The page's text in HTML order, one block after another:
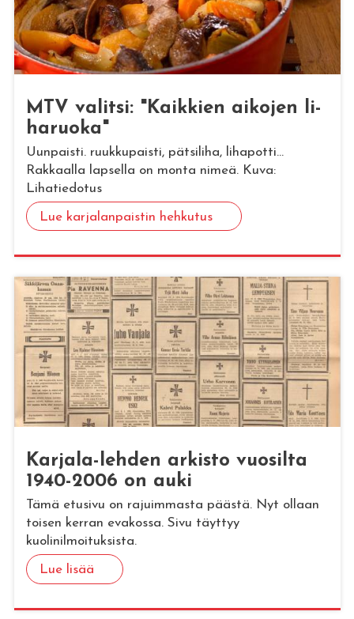
MTV va­lit­si: "Kaik­kien ai­ko­jen li­
ha­ruo­ka"
Uunpaisti. ruukkupaisti, pätsiliha, lihapotti...
Rakkaalla lapsella on monta nimeä. Kuva:
Lihatiedotus
Lue karjalanpaistin hehkutus
Kar­ja­la-leh­den ar­kis­to vuo­sil­ta
1940-2006 on auki
Tämä etusivu on rajuimmasta päästä. Nyt ollaan
toisen kerran evakossa. Sivu täyttyy
kuolinilmoituksista.
Lue lisää